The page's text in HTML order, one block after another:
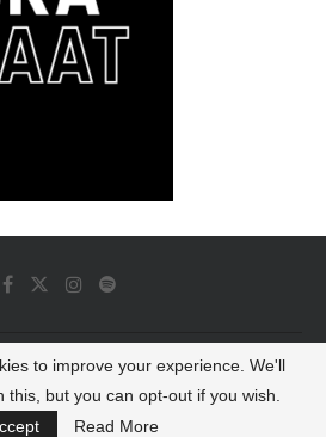
Dash All Rights Reserved
BACK TO TOP
to improve your experience. We'll
this, but you can opt-out if you wish.
Read More